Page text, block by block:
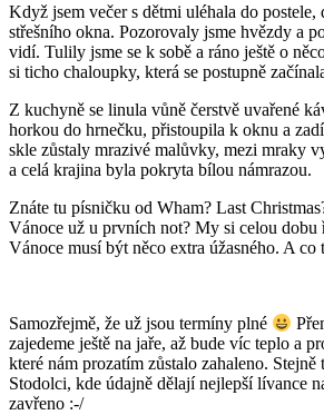
Když jsem večer s dětmi uléhala do postele,
střešního okna. Pozorovaly jsme hvězdy a
vidí. Tulily jsme se k sobě a ráno ještě o
si ticho chaloupky, která se postupně
Z kuchyně se linula vůně čerstvě uvařené
horkou do hrnečku, přistoupila k oknu a
skle zůstaly mrazivé malůvky, mezi mraky
a celá krajina byla pokryta bílou námrazou.
Znáte tu písničku od Wham? Last
Vánoce už u prvních not? My si celou dobu
Vánoce musí být něco extra úžasného. A co
Samozřejmě, že už jsou termíny plné
zajedeme ještě na jaře, až bude víc teplo a
které nám prozatím zůstalo zahaleno.
Stodolci, kde údajně dělají nejlepší lívance
zavřeno :-/